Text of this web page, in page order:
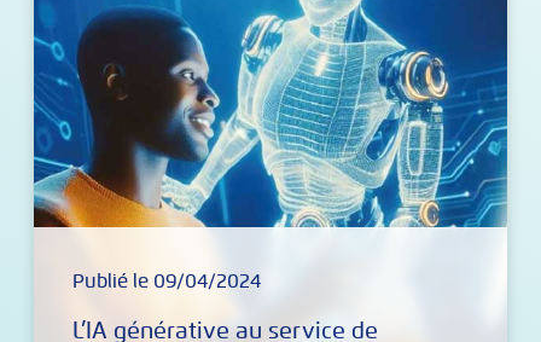
Publié le 09/04/2024
L’IA générative au service de